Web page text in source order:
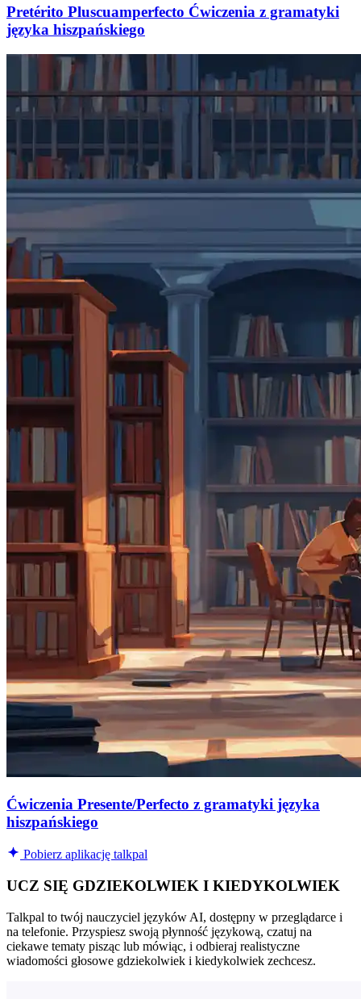
Pretérito Pluscuamperfecto Ćwiczenia z gramatyki
języka hiszpańskiego
Ćwiczenia Presente/Perfecto z gramatyki języka
hiszpańskiego
Pobierz aplikację talkpal
UCZ SIĘ GDZIEKOLWIEK I KIEDYKOLWIEK
Talkpal to twój nauczyciel języków AI, dostępny w przeglądarce i
na telefonie. Przyspiesz swoją płynność językową, czatuj na
ciekawe tematy pisząc lub mówiąc, i odbieraj realistyczne
wiadomości głosowe gdziekolwiek i kiedykolwiek zechcesz.